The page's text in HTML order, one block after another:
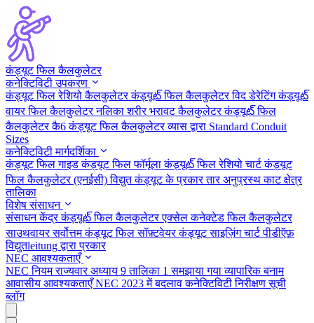
कंड्यूट फिल कैलकुलेटर
कनेक्टिविटी उपकरण
कंड्यूट फिल रेशियो कैलकुलेटरकंड्यूట్ फिल कैलकुलेटर विद डेरेटिंगकंड्यूట్
वायर फिल कैलकुलेटरनलिका शरीर भरावट कैलकुलेटरकंड्यूట్ फिल
कैलकुलेटर कै6कंड्यूट फिल कैलकुलेटर व्यास द्वारा Standard Conduit
Sizes
कनेक्टिविटी मार्गदर्शिका
कंड्यूट फिल गाइडकंड्यूट फिल फॉर्मूलाकंड्यूట్ फिल रेशियो चार्टकंड्यूट
फिल कैलकुलेटर (एनईसी)विद्युत कंड्यूट के प्रकारतार अनुप्रस्थ काट क्षेत्र
तालिका
विशेष संसाधन
संसाधन केंद्रकंड्यूట్ फिल कैलकुलेटर एक्सेलकनेक्टेड फिल कैलकुलेटर
साउथवायरसर्वोत्तम कंड्यूट फिल सॉफ़्टवेयरकंड्यूट साइज़िंग चार्ट पीडीऍफ़
विद्युतleitung द्वारा प्रकार
NEC आवश्यकताएँ
NEC नियम राज्यवारअध्याय 9 तालिका 1 समझाया गयाव्यापारिक बनाम
आवासीय आवश्यकताएँNEC 2023 में बदलावकनेक्टिविटी निरीक्षण सूची
ब्लॉग